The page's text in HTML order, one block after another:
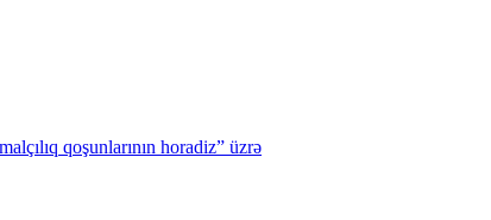
qoşunlarının horadiz” üzrə